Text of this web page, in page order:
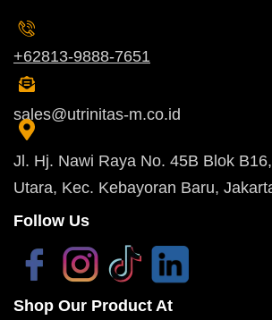
+62813-9888-7651
sales@utrinitas-m.co.id
Jl. Hj. Nawi Raya No. 45B Blok
Utara, Kec. Kebayoran Baru,
Follow Us
Shop Our Product At